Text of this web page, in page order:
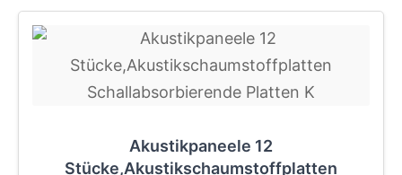
Akustikpaneele 12
Stücke,Akustikschaumstoffplatten